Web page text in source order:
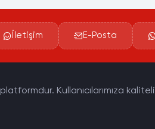
İletişim E-Posta
Kullanıcılarımıza kaliteli